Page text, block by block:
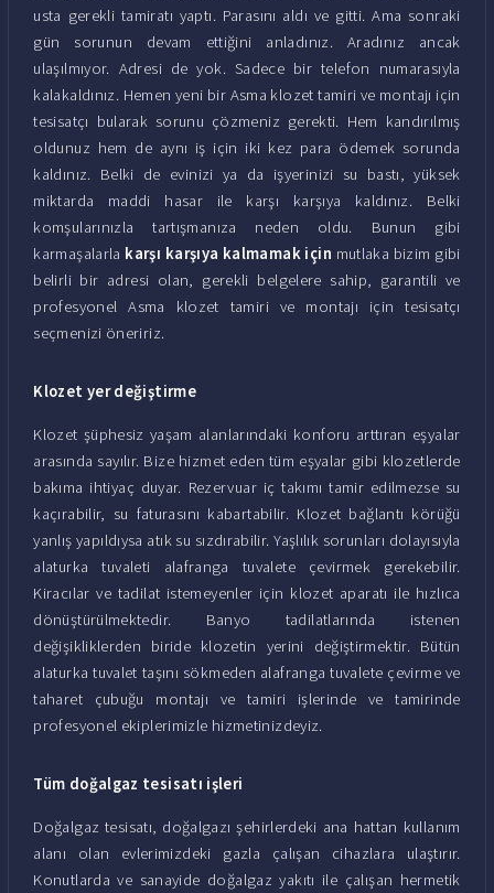
usta gerekli tamiratı yaptı. Parasını aldı ve gitti. Ama sonraki
gün sorunun devam ettiğini anladınız. Aradınız ancak
ulaşılmıyor. Adresi de yok. Sadece bir telefon numarasıyla
kalakaldınız. Hemen yeni bir Asma klozet tamiri ve montajı için
tesisatçı bularak sorunu çözmeniz gerekti. Hem kandırılmış
oldunuz hem de aynı iş için iki kez para ödemek sorunda
kaldınız. Belki de evinizi ya da işyerinizi su bastı, yüksek
miktarda maddi hasar ile karşı karşıya kaldınız. Belki
komşularınızla tartışmanıza neden oldu. Bunun gibi
karmaşalarla karşı karşıya kalmamak için mutlaka bizim gibi
belirli bir adresi olan, gerekli belgelere sahip, garantili ve
profesyonel Asma klozet tamiri ve montajı için tesisatçı
seçmenizi öneririz.
Klozet yer değiştirme
Klozet şüphesiz yaşam alanlarındaki konforu arttıran eşyalar
arasında sayılır. Bize hizmet eden tüm eşyalar gibi klozetlerde
bakıma ihtiyaç duyar. Rezervuar iç takımı tamir edilmezse su
kaçırabilir, su faturasını kabartabilir. Klozet bağlantı körüğü
yanlış yapıldıysa atık su sızdırabilir. Yaşlılık sorunları dolayısıyla
alaturka tuvaleti alafranga tuvalete çevirmek gerekebilir.
Kiracılar ve tadilat istemeyenler için klozet aparatı ile hızlıca
dönüştürülmektedir. Banyo tadilatlarında istenen
değişikliklerden biride klozetin yerini değiştirmektir. Bütün
alaturka tuvalet taşını sökmeden alafranga tuvalete çevirme ve
taharet çubuğu montajı ve tamiri işlerinde ve tamirinde
profesyonel ekiplerimizle hizmetinizdeyiz.
Tüm doğalgaz tesisatı işleri
Doğalgaz tesisatı, doğalgazı şehirlerdeki ana hattan kullanım
alanı olan evlerimizdeki gazla çalışan cihazlara ulaştırır.
Konutlarda ve sanayide doğalgaz yakıtı ile çalışan hermetik